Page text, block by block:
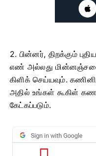
2. பின்னர், திறக்கும்
எண் அல்லது மின்னஞ்சலை
கிளிக் செய்யவும்.
அதில் உங்கள் கூகிள்
கேட்கப்படும்.